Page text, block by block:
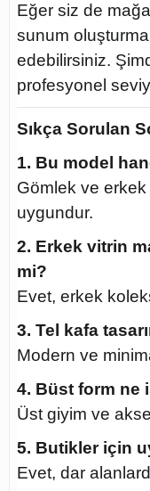
Eğer siz de
sunum
edebilirsiniz.
profesyonel
Sıkça Sorulan
1. Bu model
Gömlek ve
uygundur.
2. Erkek vitrin
mi?
Evet, erkek
3. Tel kafa
Modern ve
4. Büst form ne
Üst giyim ve
5. Butikler için
Evet, dar